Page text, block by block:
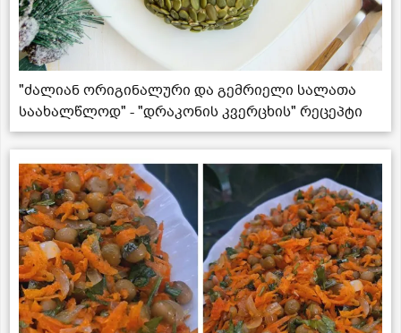
"ძალიან ორიგინალური და გემრიელი სალათა
საახალწლოდ" - "დრაკონის კვერცხის" რეცეპტი